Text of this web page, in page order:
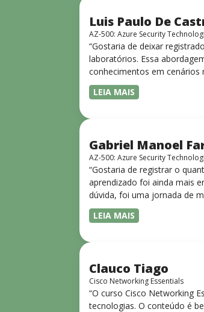
Luis Paulo De
AZ-500: Azure Security
“Gostaria de deixar
laboratórios. Essa
conhecimentos em
progressiva, o que facilita o
LEIA MAIS
Gabriel Manoel
AZ-500: Azure Security
“Gostaria de registrar o
aprendizado foi ainda mais
dúvida, foi uma jornada de
LEIA MAIS
Clauco Tiago
Cisco Networking Essentials
“O curso Cisco Networking
tecnologias. O conteúdo é